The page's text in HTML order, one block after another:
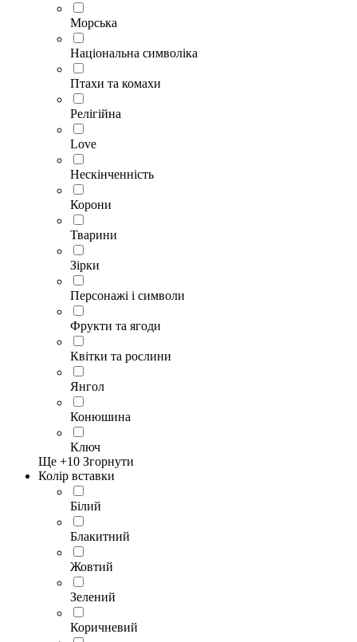
Морська
Національна символіка
Птахи та комахи
Релігійна
Love
Нескінченність
Корони
Тварини
Зірки
Персонажі і символи
Фрукти та ягоди
Квітки та рослини
Янгол
Конюшина
Ключ
Ще +10 Згорнути
Колір вставки
Білий
Блакитний
Жовтий
Зелений
Коричневий